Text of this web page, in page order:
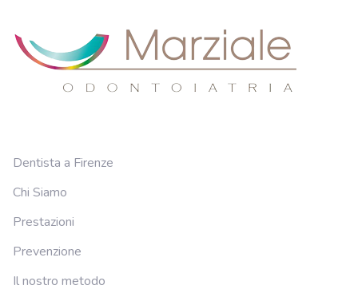
Dentista a Firenze
Chi Siamo
Prestazioni
Prevenzione
Il nostro metodo